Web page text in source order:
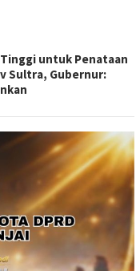
untuk Penataan
Sultra, Gubernur: